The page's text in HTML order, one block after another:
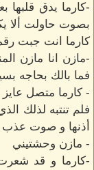
-كارما يدق قلبها
بصوت حاولت ألا
كارما انت جبت
-مازن انا مازن
فما بالك بحاجه
- كارما متصل عايز
فلم تنتبه لذلك
أذنها و صوت
- مازن وحشتيني
-كارما و قد